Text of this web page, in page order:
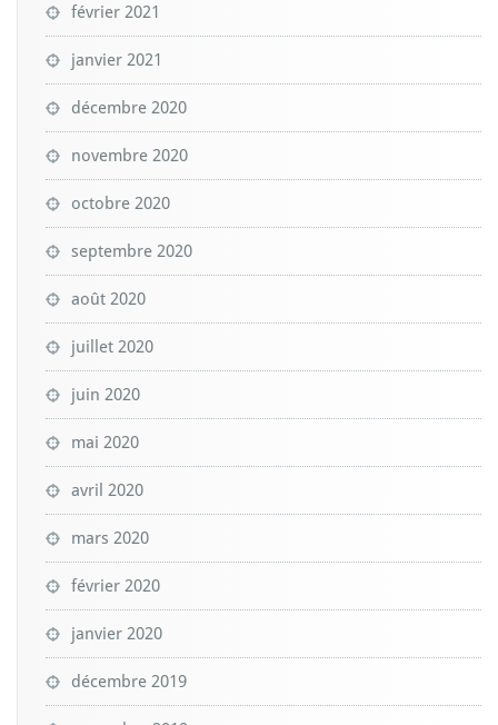
février 2021
janvier 2021
décembre 2020
novembre 2020
octobre 2020
septembre 2020
août 2020
juillet 2020
juin 2020
mai 2020
avril 2020
mars 2020
février 2020
janvier 2020
décembre 2019